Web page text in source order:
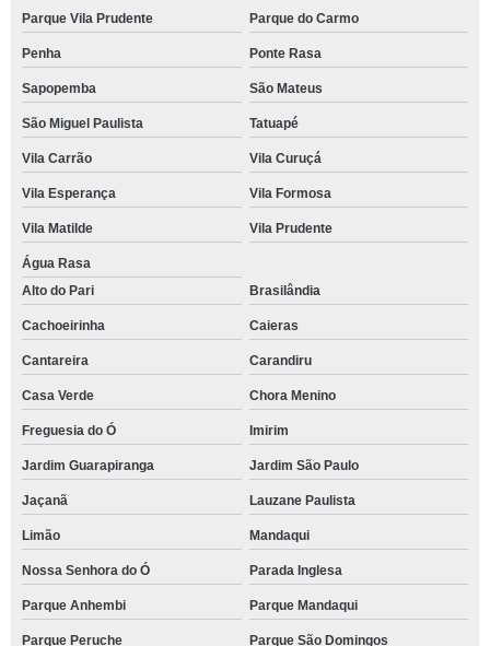
Parque Vila Prudente Parque do Carmo
Penha Ponte Rasa
Sapopemba São Mateus
São Miguel Paulista Tatuapé
Vila Carrão Vila Curuçá
Vila Esperança Vila Formosa
Vila Matilde Vila Prudente
Água Rasa
Alto do Pari
Brasilândia
Cachoeirinha Caieras
Cantareira Carandiru
Casa Verde Chora Menino
Freguesia do Ó Imirim
Jardim Guarapiranga Jardim São Paulo
Jaçanã Lauzane Paulista
Limão Mandaqui
Nossa Senhora do Ó Parada Inglesa
Parque Anhembi Parque Mandaqui
Parque Peruche Parque São Domingos